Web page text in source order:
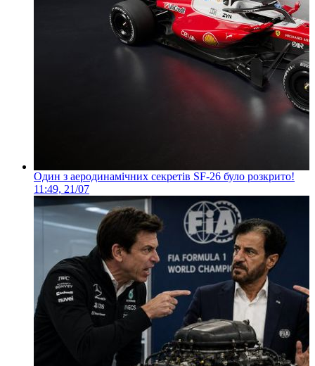
Один з аеродинамічних секретів SF-26 було розкрито!
11:49, 21/07